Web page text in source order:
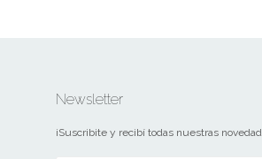
Newsletter
¡Suscribite y recibí todas nuestras